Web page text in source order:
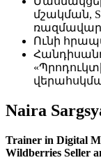
մշակման,
Ունի
Naira
Trainer in Digital
Wildberries Seller